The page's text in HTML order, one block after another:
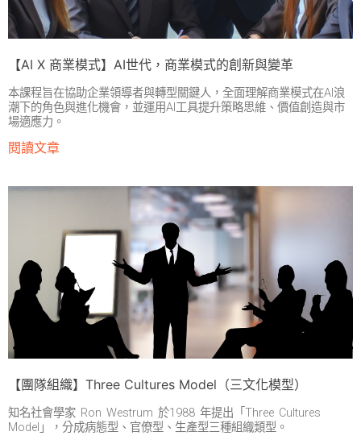
【AI X 商業模式】AI世代，商業模式的創新與變革
本課程旨在協助企業領導者與轉型關鍵人，全面理解商業模式在AI浪
潮下的角色與進化機會，並運用AI工具提升策略思維、價值創造與市
場適應力。
閱讀文章
【團隊組織】Three Cultures Model（三文化模型）
知名社會學家 Ron Westrum 於1988 年提出「Three Cultures
Model」，分成病態型、官僚型、生產型三種組織類型。